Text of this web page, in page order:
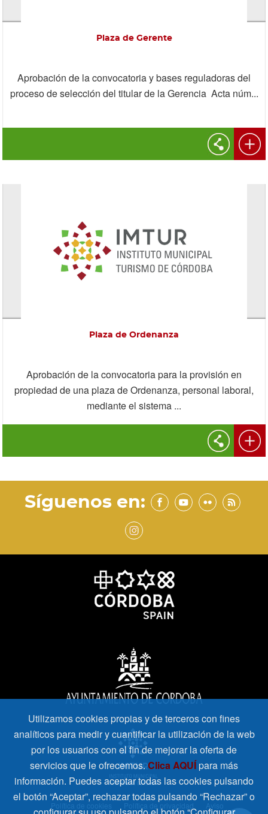
Plaza de Gerente
Aprobación de la convocatoria y bases reguladoras del
proceso de selección del titular de la Gerencia Acta núm...
Plaza de Ordenanza
Aprobación de la convocatoria para la provisión en
propiedad de una plaza de Ordenanza, personal laboral,
mediante el sistema ...
Síguenos en:
Política de cookies Política de privacidad
Utilizamos cookies propias y de terceros con fines
analíticos para medir y cuantificar la utilización de la web
por los usuarios con el fin de mejorar la oferta de
servicios que le ofrecemos. Clica AQUÍpara más
información. Puedes aceptar todas las cookies pulsando
el botón “Aceptar”, rechazar todas pulsando “Rechazar” o